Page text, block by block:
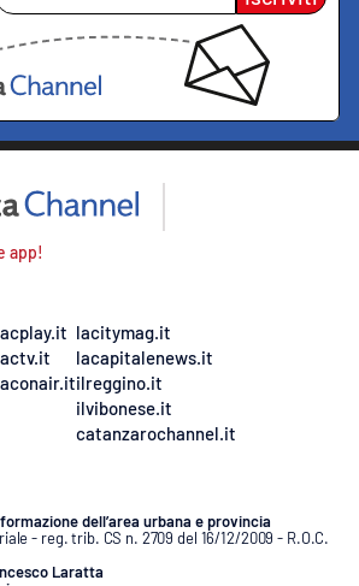
app!
lacitymag.it
lacapitalenews.it
ilreggino.it
ilvibonese.it
catanzarochannel.it
dell’area urbana e provincia
- reg. trib. CS n. 2709 del 16/12/2009 - R.O.C.
Laratta